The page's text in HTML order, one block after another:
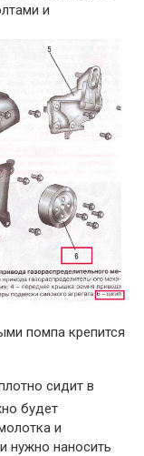
и
помпа крепится
сидит в
будет
и
нужно наносить